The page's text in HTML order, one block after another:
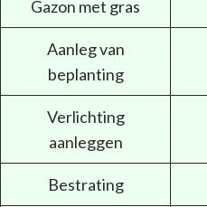
Gazon met gras
Aanleg van
beplanting
Verlichting
aanleggen
Bestrating